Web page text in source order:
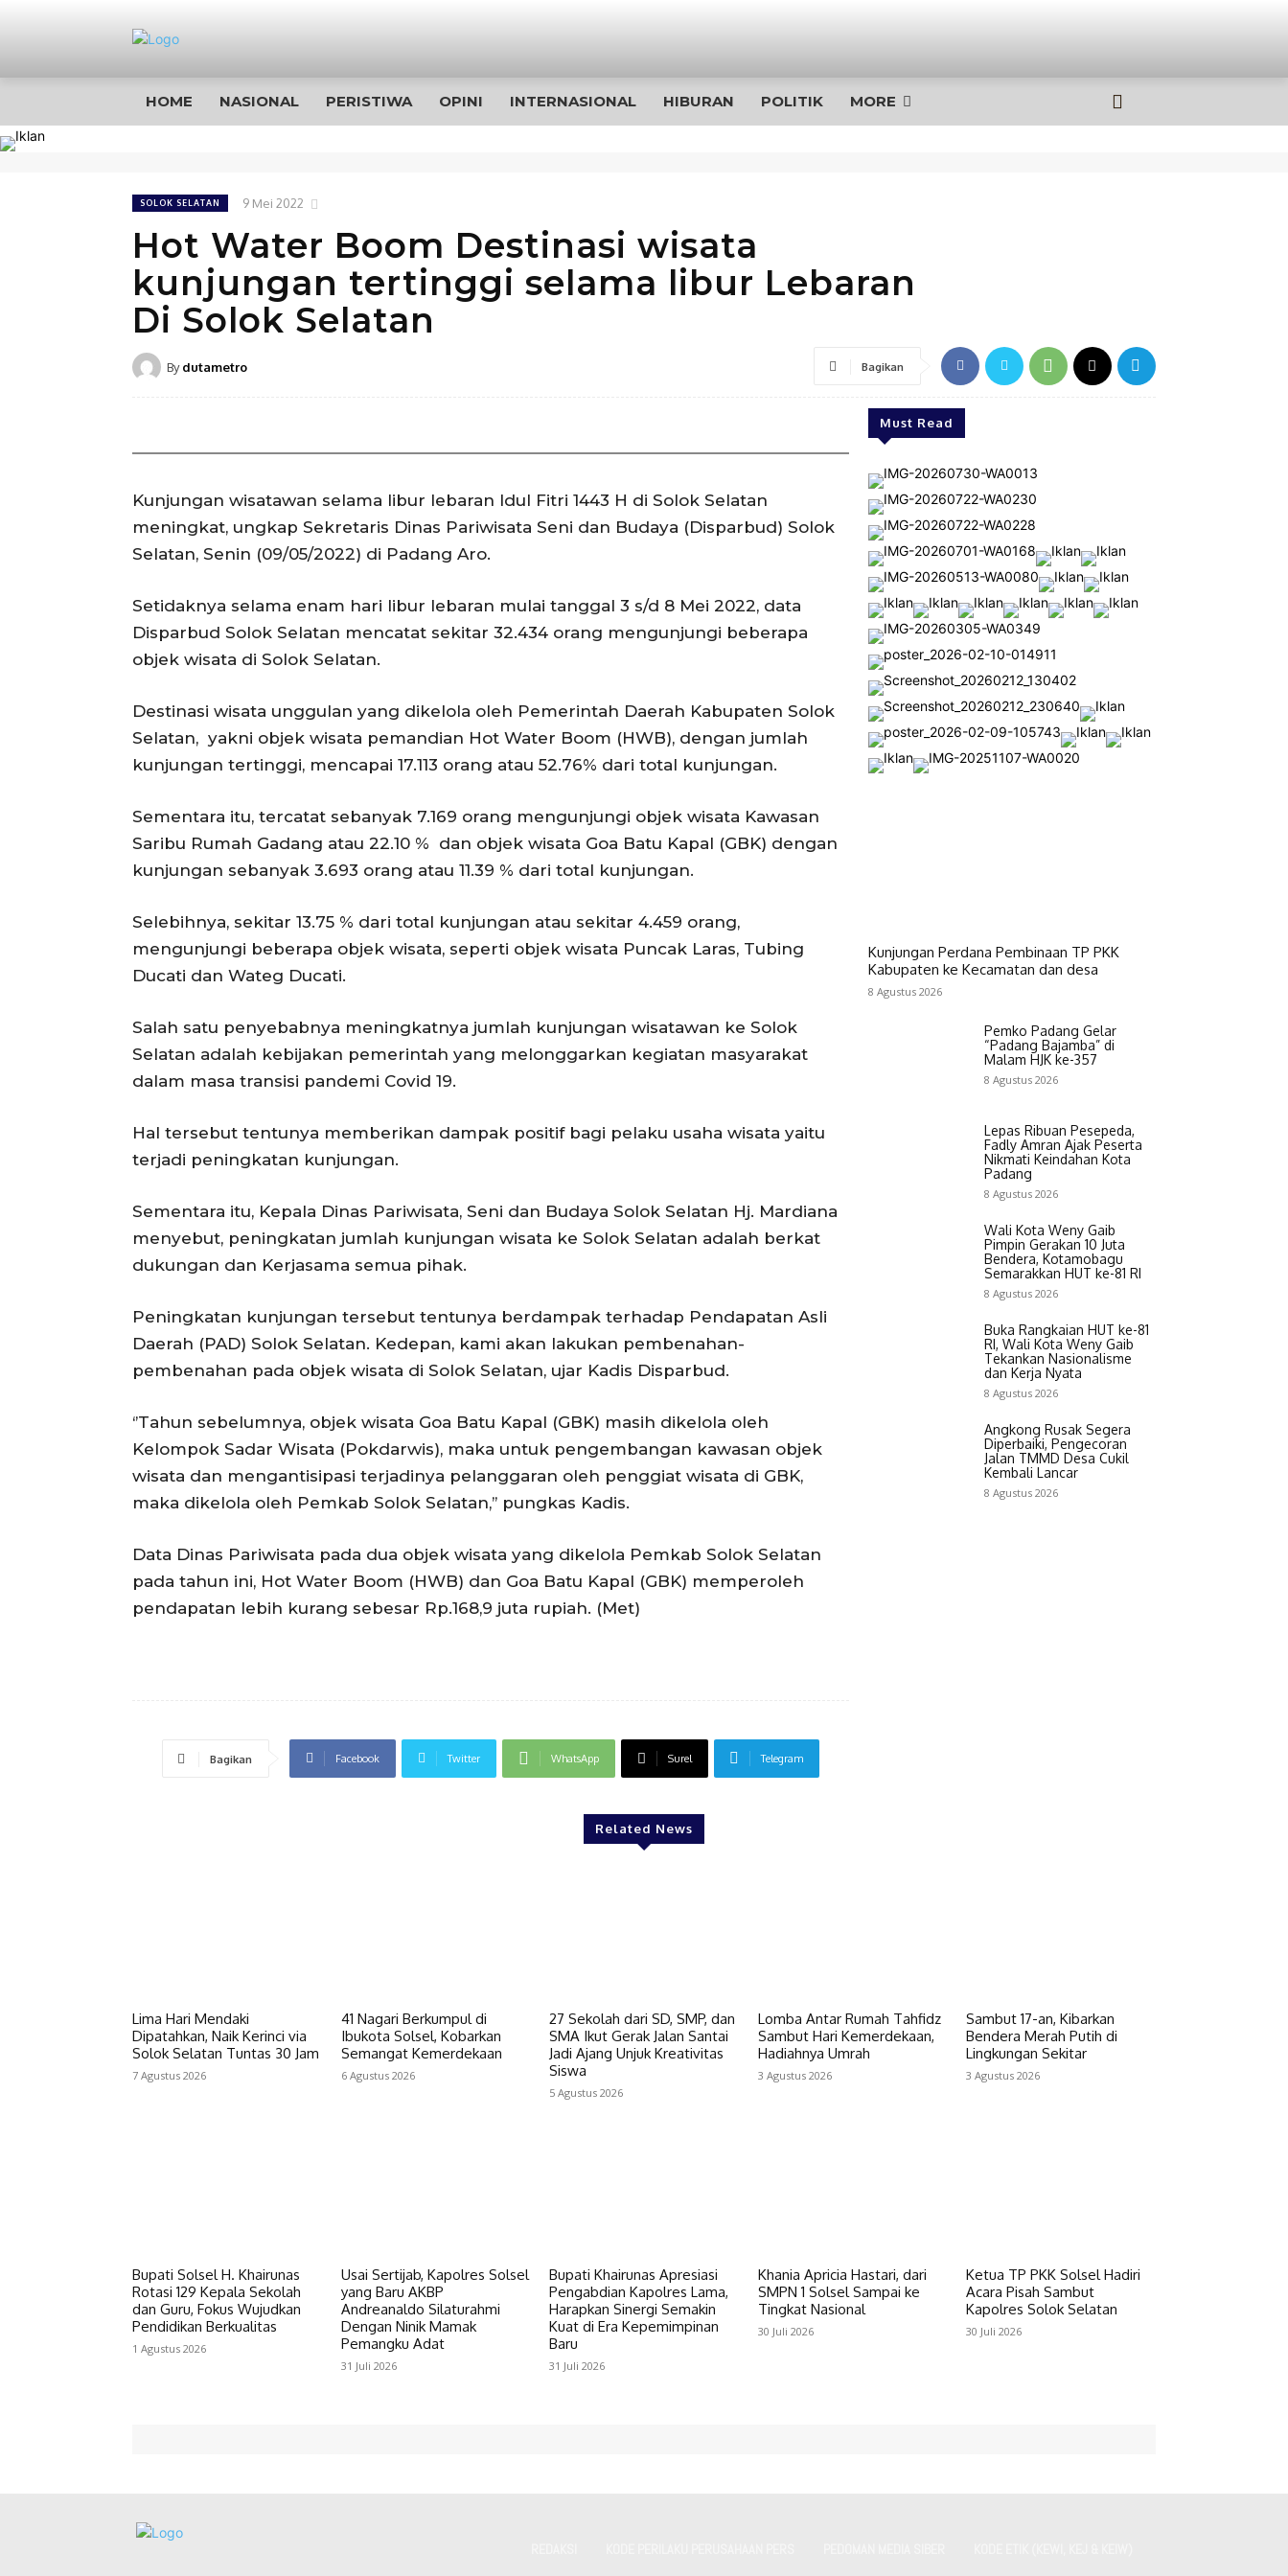
HOME NASIONAL PERISTIWA OPINI INTERNASIONAL HIBURAN POLITIK MORE
SOLOK SELATAN 9 Mei 2022
Hot Water Boom Destinasi wisata
kunjungan tertinggi selama libur Lebaran
Di Solok Selatan
By dutametro Bagikan
Kunjungan wisatawan selama libur lebaran Idul Fitri 1443 H di Solok Selatan
meningkat, ungkap Sekretaris Dinas Pariwisata Seni dan Budaya (Disparbud) Solok
Selatan, Senin (09/05/2022) di Padang Aro.
Setidaknya selama enam hari libur lebaran mulai tanggal 3 s/d 8 Mei 2022, data
Disparbud Solok Selatan mencatat sekitar 32.434 orang mengunjungi beberapa
objek wisata di Solok Selatan.
Destinasi wisata unggulan yang dikelola oleh Pemerintah Daerah Kabupaten Solok
Selatan, yakni objek wisata pemandian Hot Water Boom (HWB), dengan jumlah
kunjungan tertinggi, mencapai 17.113 orang atau 52.76% dari total kunjungan.
Sementara itu, tercatat sebanyak 7.169 orang mengunjungi objek wisata Kawasan
Saribu Rumah Gadang atau 22.10 % dan objek wisata Goa Batu Kapal (GBK) dengan
kunjungan sebanyak 3.693 orang atau 11.39 % dari total kunjungan.
Selebihnya, sekitar 13.75 % dari total kunjungan atau sekitar 4.459 orang,
mengunjungi beberapa objek wisata, seperti objek wisata Puncak Laras, Tubing
Ducati dan Wateg Ducati.
Salah satu penyebabnya meningkatnya jumlah kunjungan wisatawan ke Solok
Selatan adalah kebijakan pemerintah yang melonggarkan kegiatan masyarakat
dalam masa transisi pandemi Covid 19.
Hal tersebut tentunya memberikan dampak positif bagi pelaku usaha wisata yaitu
terjadi peningkatan kunjungan.
Sementara itu, Kepala Dinas Pariwisata, Seni dan Budaya Solok Selatan Hj. Mardiana
menyebut, peningkatan jumlah kunjungan wisata ke Solok Selatan adalah berkat
dukungan dan Kerjasama semua pihak.
Peningkatan kunjungan tersebut tentunya berdampak terhadap Pendapatan Asli
Daerah (PAD) Solok Selatan. Kedepan, kami akan lakukan pembenahan-
pembenahan pada objek wisata di Solok Selatan, ujar Kadis Disparbud.
‘’Tahun sebelumnya, objek wisata Goa Batu Kapal (GBK) masih dikelola oleh
Kelompok Sadar Wisata (Pokdarwis), maka untuk pengembangan kawasan objek
wisata dan mengantisipasi terjadinya pelanggaran oleh penggiat wisata di GBK,
maka dikelola oleh Pemkab Solok Selatan,’’ pungkas Kadis.
Data Dinas Pariwisata pada dua objek wisata yang dikelola Pemkab Solok Selatan
pada tahun ini, Hot Water Boom (HWB) dan Goa Batu Kapal (GBK) memperoleh
pendapatan lebih kurang sebesar Rp.168,9 juta rupiah. (Met)
Bagikan Facebook Twitter WhatsApp Surel Telegram
Must Read
Kunjungan Perdana Pembinaan TP PKK
Kabupaten ke Kecamatan dan desa
8 Agustus 2026
Pemko Padang Gelar
“Padang Bajamba” di
Malam HJK ke-357
8 Agustus 2026
Lepas Ribuan Pesepeda,
Fadly Amran Ajak Peserta
Nikmati Keindahan Kota
Padang
8 Agustus 2026
Wali Kota Weny Gaib
Pimpin Gerakan 10 Juta
Bendera, Kotamobagu
Semarakkan HUT ke-81 RI
8 Agustus 2026
Buka Rangkaian HUT ke-81
RI, Wali Kota Weny Gaib
Tekankan Nasionalisme
dan Kerja Nyata
8 Agustus 2026
Angkong Rusak Segera
Diperbaiki, Pengecoran
Jalan TMMD Desa Cukil
Kembali Lancar
8 Agustus 2026
Related News
Lima Hari Mendaki
Dipatahkan, Naik Kerinci via
Solok Selatan Tuntas 30 Jam
7 Agustus 2026
41 Nagari Berkumpul di
Ibukota Solsel, Kobarkan
Semangat Kemerdekaan
6 Agustus 2026
27 Sekolah dari SD, SMP, dan
SMA Ikut Gerak Jalan Santai
Jadi Ajang Unjuk Kreativitas
Siswa
5 Agustus 2026
Lomba Antar Rumah Tahfidz
Sambut Hari Kemerdekaan,
Hadiahnya Umrah
3 Agustus 2026
Sambut 17-an, Kibarkan
Bendera Merah Putih di
Lingkungan Sekitar
3 Agustus 2026
Bupati Solsel H. Khairunas
Rotasi 129 Kepala Sekolah
dan Guru, Fokus Wujudkan
Pendidikan Berkualitas
1 Agustus 2026
Usai Sertijab, Kapolres Solsel
yang Baru AKBP
Andreanaldo Silaturahmi
Dengan Ninik Mamak
Pemangku Adat
31 Juli 2026
Bupati Khairunas Apresiasi
Pengabdian Kapolres Lama,
Harapkan Sinergi Semakin
Kuat di Era Kepemimpinan
Baru
31 Juli 2026
Khania Apricia Hastari, dari
SMPN 1 Solsel Sampai ke
Tingkat Nasional
30 Juli 2026
Ketua TP PKK Solsel Hadiri
Acara Pisah Sambut
Kapolres Solok Selatan
30 Juli 2026